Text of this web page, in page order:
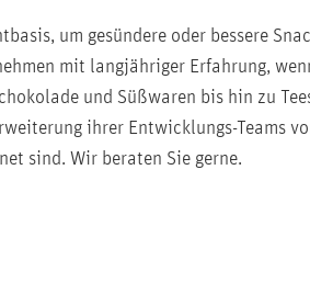
um gesündere oder bessere
mit langjähriger Erfahrung,
und Süßwaren bis hin zu
ihrer Entwicklungs-Teams
sind. Wir beraten Sie gerne.